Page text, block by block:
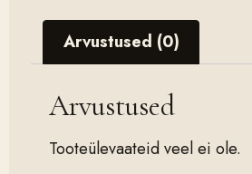
Arvustused (0)
Arvustused
Tooteülevaateid veel ei ole.